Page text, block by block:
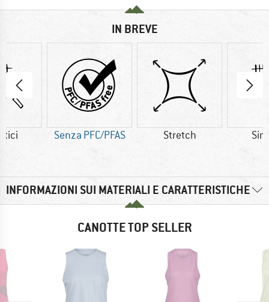
IN BREVE
Senza PFC/PFAS Stretch
INFORMAZIONI SUI MATERIALI E CARATTERISTICHE
CANOTTE TOP SELLER